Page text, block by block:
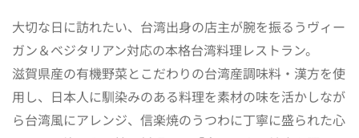
大切な日に訪れたい、台湾出身の店主が腕を振るうヴィー
ガン＆ベジタリアン対応の本格台湾料理レストラン。
滋賀県産の有機野菜とこだわりの台湾産調味料・漢方を使
用し、日本人に馴染みのある料理を素材の味を活かしなが
ら台湾風にアレンジ、信楽焼のうつわに丁寧に盛られた心